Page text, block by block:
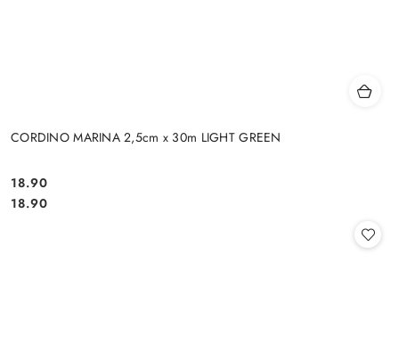
CORDINO MARINA 2,5cm x 30m LIGHT GREEN
Cena:
18.90
Cena:
18.90